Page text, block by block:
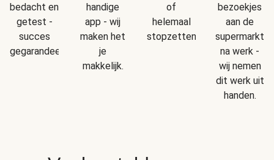
bedacht en
getest -
succes
gegarandeerd!
handige
app - wij
maken het
je
makkelijk.
of
helemaal
stopzetten.
bezoekjes
aan de
supermarkt
na werk -
wij nemen
dit werk uit
handen.